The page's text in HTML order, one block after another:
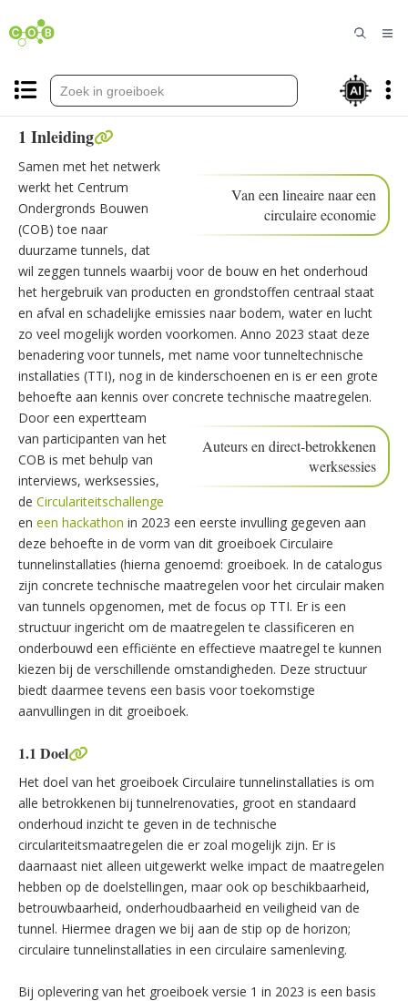
Groeiboek Circulaire tunnelinstallaties
1 Inleiding
Van een lineaire naar een
circulaire economie
Nederland
circulair in 2050
Nederland Circulair in 2050
Samen met het netwerk
werkt het Centrum
Ondergronds Bouwen
(COB) toe naar
duurzame tunnels, dat
wil zeggen tunnels waarbij voor de bouw en het onderhoud
het hergebruik van producten en grondstoffen centraal staat
en afval en schadelijke emissies naar bodem, water en lucht
zo veel mogelijk worden voorkomen. Anno 2023 staat deze
benadering voor tunnels, met name voor tunneltechnische
installaties (TTI), nog in de kinderschoenen en is er een grote
behoefte aan kennis over concrete technische maatregelen.
Auteurs en direct-betrokkenen
werksessies
Door een expertteam
van participanten van het
COB is met behulp van
interviews, werksessies,
de Circulariteitschallenge
en een hackathon in 2023 een eerste invulling gegeven aan
deze behoefte in de vorm van dit groeiboek Circulaire
tunnelinstallaties (hierna genoemd: groeiboek. In de catalogus
zijn concrete technische maatregelen voor het circulair maken
van tunnels opgenomen, met de focus op TTI. Er is een
structuur ingericht om de maatregelen te classificeren en
onderbouwd een efficiënte en effectieve maatregel te kunnen
kiezen bij de verschillende omstandigheden. Deze structuur
biedt daarmee tevens een basis voor toekomstige
aanvullingen in dit groeiboek.
1.1 Doel
Het doel van het groeiboek Circulaire tunnelinstallaties is om
alle betrokkenen bij tunnelrenovaties, groot en standaard
onderhoud inzicht te geven in de technische
circulariteitsmaatregelen die er zoal mogelijk zijn. Er is
daarnaast niet alleen uitgewerkt welke impact de maatregelen
hebben op de doelstellingen, maar ook op beschikbaarheid,
betrouwbaarheid, onderhoudbaarheid en veiligheid van de
tunnel. Hiermee dragen we bij aan de stip op de horizon;
circulaire tunnelinstallaties in een circulaire samenleving.
Bij oplevering van het groeiboek versie 1 in 2023 is een basis